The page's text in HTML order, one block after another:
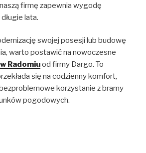
firmę zapewnia wygodę
lata.
swojej posesji lub budowę
warto postawić na nowoczesne
Radomiuod firmy Dargo. To
się na codzienny komfort,
korzystanie z bramy
pogodowych.